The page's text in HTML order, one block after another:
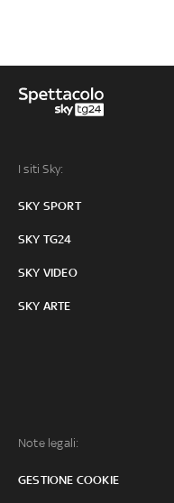
I siti Sky:
SKY SPORT
SKY TG24
SKY VIDEO
SKY ARTE
Note legali:
GESTIONE COOKIE